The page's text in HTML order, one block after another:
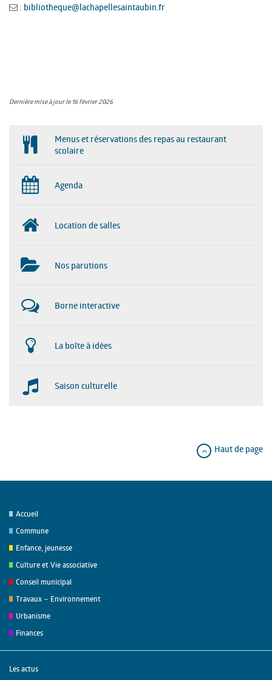
: bibliotheque@lachapellesaintaubin.fr
Dernière mise à jour le 16 février 2026
Menus et réservations des repas au restaurant
scolaire
Agenda
Location de salles
Nos parutions
Borne interactive
La boîte à idées
Saison culturelle
Haut de page
Accueil
Commune
Enfance, jeunesse
Culture et Vie associative
Conseil municipal
Travaux – Environnement
Urbanisme
Finances
Les actus